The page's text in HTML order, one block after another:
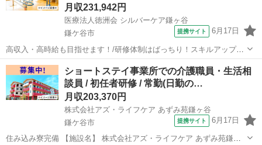
月収231,942円
医療法人徳洲会 シルバーケア鎌ヶ谷
鎌ケ谷市
提携サイト 6月17日
高収入・高時給も目指せます！/研修体制はばっちり！スキルアップし
たい方にはおすすめです。/[資格取得制度有り] 働きながら資格取得が
目指せる！(初任者研修・実務者研修・介護福祉士)/看護師24時間常駐
【施設名】 医療法人...
千葉 鎌ケ谷市 介護福祉士
ショートステイ事業所での介護職員・生活相
談員 / 初任者研修 / 常勤(日勤の…
月収203,370円
株式会社アズ・ライフケア あずみ苑鎌ヶ谷
鎌ケ谷市
提携サイト 6月17日
住み込み寮完備 【施設名】 株式会社アズ・ライフケア あずみ苑鎌ヶ